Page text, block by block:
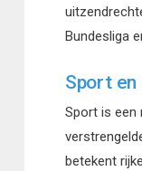
Bundesliga
Sport
Sport is een
betekent